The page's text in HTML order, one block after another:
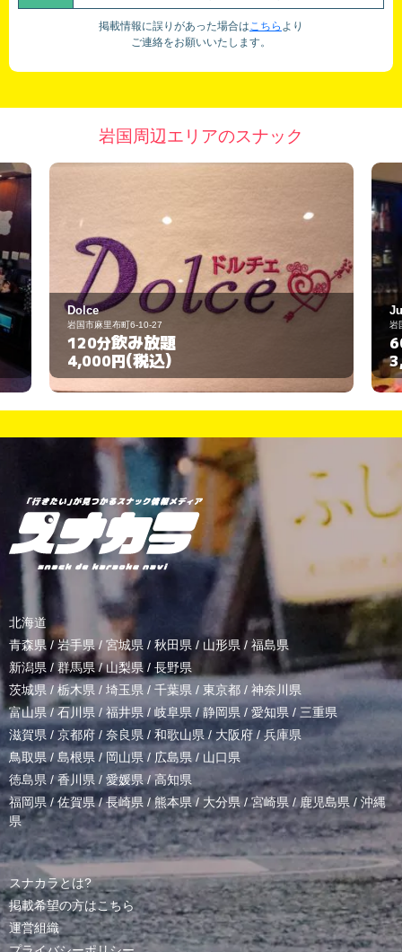
掲載情報に誤りがあった場合はこちら より
ご連絡をお願いいたします。
岩国周辺エリアのスナック
Juno
岩国市麻里布町3-10-16
60分
3,000円
北海道
青森県 / 岩手県/ 宮城県 / 秋田県 / 山形県/ 福島県
新潟県 /群馬県/山梨県 / 長野県
茨城県 / 栃木県 / 埼玉県 / 千葉県 / 東京都 / 神奈川県
富山県 /石川県/福井県/岐阜県 / 静岡県 / 愛知県 / 三重県
滋賀県 / 京都府 / 奈良県 / 和歌山県/ 大阪府 /兵庫県
鳥取県/ 島根県 /岡山県/ 広島県 / 山口県
徳島県 /香川県 / 愛媛県/高知県
福岡県/佐賀県/長崎県 /熊本県/ 大分県/宮崎県 /鹿児島県 / 沖縄
県
スナカラとは?
掲載希望の方はこちら
運営組織